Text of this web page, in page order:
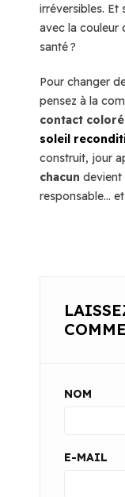
irréversibles. Et
avec la couleur
santé ?
Pour changer
pensez à la
contact
soleil
construit, jour
chacun devient
responsable…
NOM
E-MAIL